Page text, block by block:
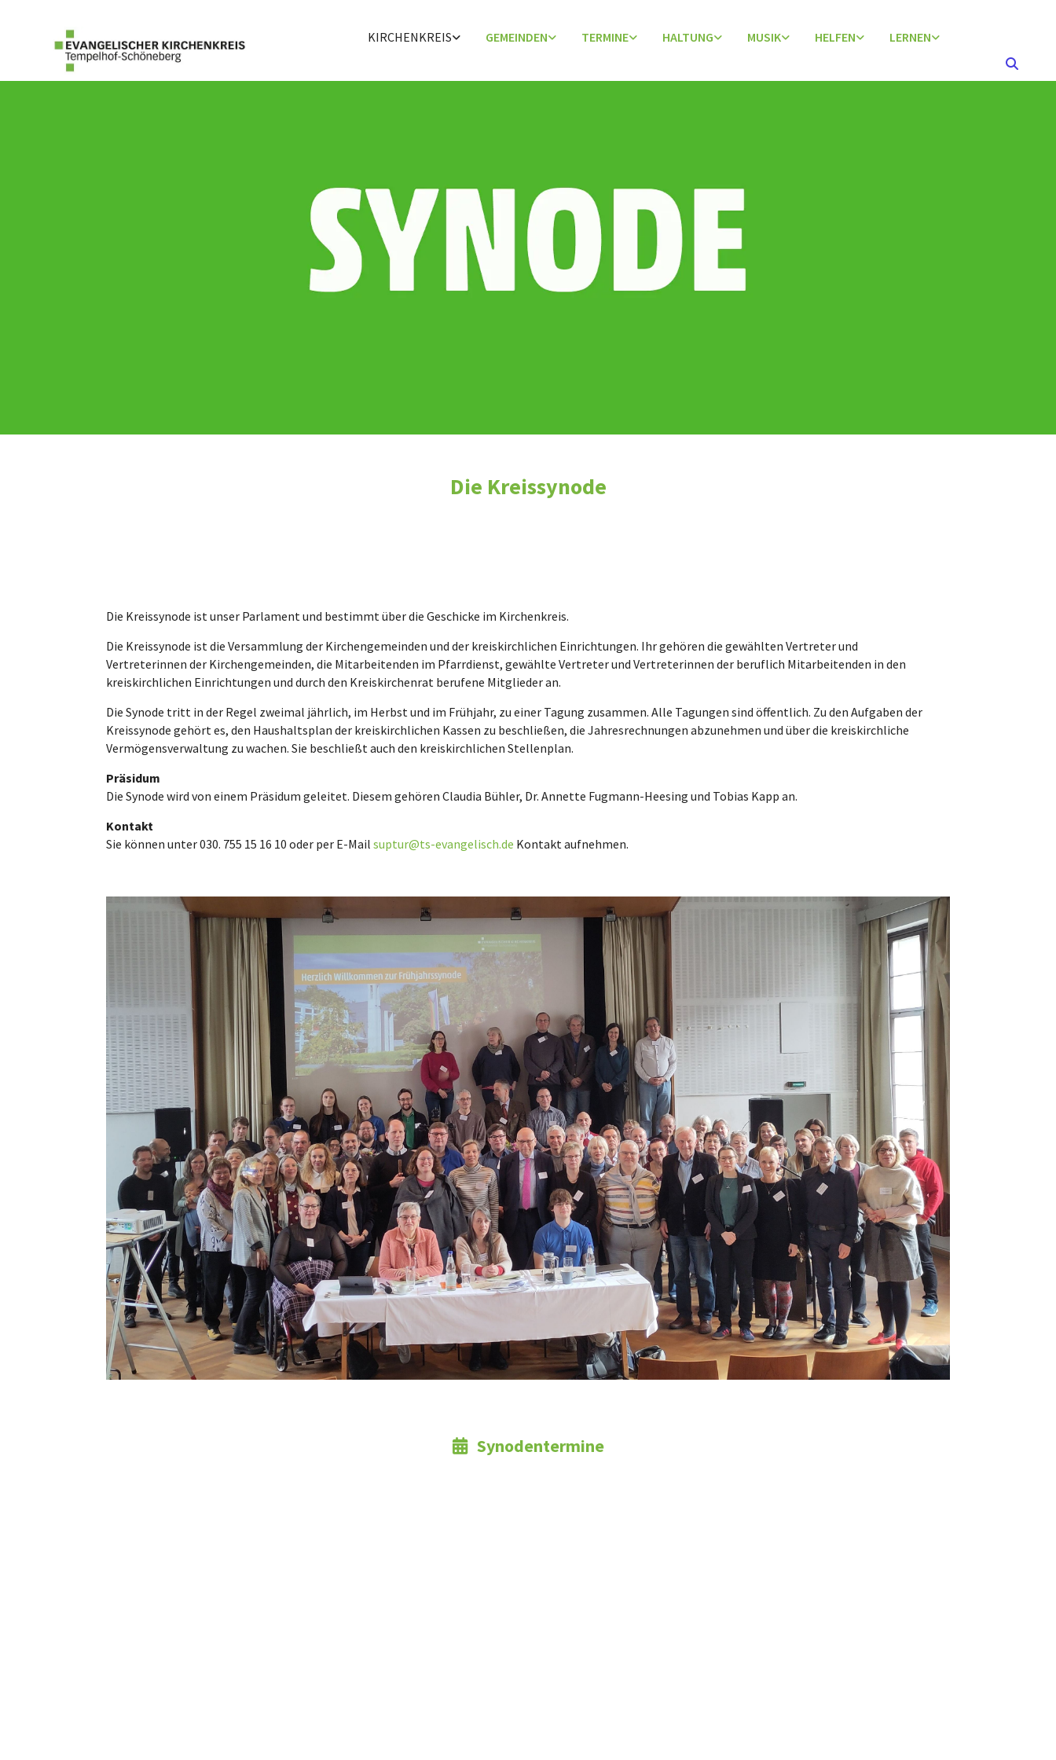
KIRCHENKREIS GEMEINDEN TERMINE HALTUNG MUSIK HELFEN LERNEN
Die Kreissynode
Die Kreissynode ist unser Parlament und bestimmt über die Geschicke im Kirchenkreis.
Die Kreissynode ist die Versammlung der Kirchengemeinden und der kreiskirchlichen Einrichtungen. Ihr gehören die gewählten Vertreter und
Vertreterinnen der Kirchengemeinden, die Mitarbeitenden im Pfarrdienst, gewählte Vertreter und Vertreterinnen der beruflich Mitarbeitenden in den
kreiskirchlichen Einrichtungen und durch den Kreiskirchenrat berufene Mitglieder an.
Die Synode tritt in der Regel zweimal jährlich, im Herbst und im Frühjahr, zu einer Tagung zusammen. Alle Tagungen sind öffentlich. Zu den Aufgaben der
Kreissynode gehört es, den Haushaltsplan der kreiskirchlichen Kassen zu beschließen, die Jahresrechnungen abzunehmen und über die kreiskirchliche
Vermögensverwaltung zu wachen. Sie beschließt auch den kreiskirchlichen Stellenplan.
Präsidum
Die Synode wird von einem Präsidum geleitet. Diesem gehören Claudia Bühler, Dr. Annette Fugmann-Heesing und Tobias Kapp an.
Kontakt
Sie können unter 030. 755 15 16 10 oder per E-Mail suptur@ts-evangelisch.de Kontakt aufnehmen.
Synodentermine